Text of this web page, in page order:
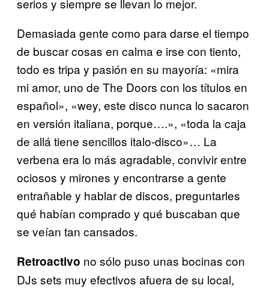
Demasiada gente como para darse el tiempo
de buscar cosas en calma e irse con tiento,
todo es tripa y pasión en su mayoría: «mira
mi amor, uno de The Doors con los títulos en
español», «wey, este disco nunca lo sacaron
en versión italiana, porque….», «toda la caja
de allá tiene sencillos italo-disco»… La
verbena era lo más agradable, convivir entre
ociosos y mirones y encontrarse a gente
entrañable y hablar de discos, preguntarles
qué habían comprado y qué buscaban que
se veían tan cansados.
Retroactivo no sólo puso unas bocinas con
DJs sets muy efectivos afuera de su local,